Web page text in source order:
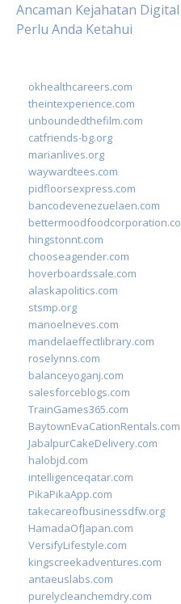
Ancaman Kejahatan
Perlu Anda Ketahui
okhealthcareers.com
theintexperience.com
unboundedthefilm.com
catfriends-bg.org
marianlives.org
waywardtees.com
pidfloorsexpress.com
bancodevenezuelaen.com
hingstonnt.com
chooseagender.com
hoverboardssale.com
alaskapolitics.com
stsmp.org
manoelneves.com
mandelaeffectlibrary.com
roselynns.com
balanceyoganj.com
salesforceblogs.com
TrainGames365.com
BaytownEvaCationRentals.com
JabalpurCakeDelivery.com
halobjd.com
intelligenceqatar.com
PikaPikaApp.com
takecareofbusinessdfw.org
HamadaOfJapan.com
VersifyLifestyle.com
kingscreekadventures.com
antaeuslabs.com
purelycleanchemdry.com